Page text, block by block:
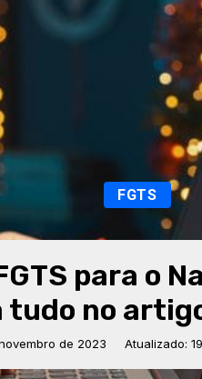
FGTS
para o
tudo no
de 2023 Atualizado: